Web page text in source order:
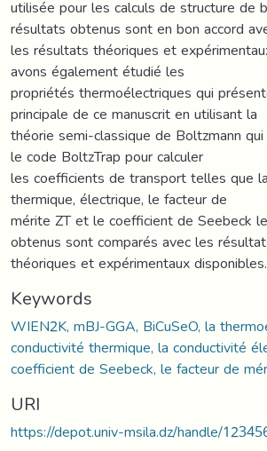
utilisée pour les calculs de structure de
résultats obtenus sont en bon accord
les résultats théoriques et
avons également étudié les
propriétés thermoélectriques qui
principale de ce manuscrit en utilisant la
théorie semi-classique de Boltzmann
le code BoltzTrap pour calculer
les coefficients de transport telles que
thermique, électrique, le facteur de
mérite ZT et le coefficient de Seebeck
obtenus sont comparés avec les
théoriques et expérimentaux disponibles.
Keywords
WIEN2K, mBJ-GGA, BiCuSeO, la
conductivité thermique, la conductivité
coefficient de Seebeck, le facteur de
URI
https://depot.univ-msila.dz/handle/